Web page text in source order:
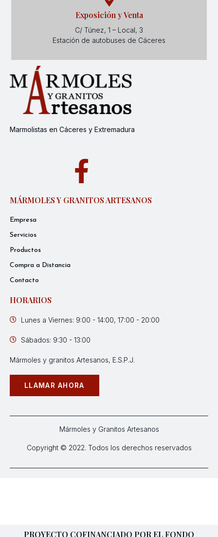
Exposición y Venta
C/ Túnez, 1 – Local, 3
Estación de autobuses de Cáceres
Marmolistas en Cáceres y Extremadura
MÁRMOLES Y GRANITOS ARTESANOS
Empresa
Servicios
Productos
Compra a Distancia
Contacto
HORARIOS
Lunes a Viernes: 9:00 - 14:00, 17:00 - 20:00
Sábados: 9:30 - 13:00
Mármoles y granitos Artesanos, E.S.P.J.
LLAMAR AHORA
Mármoles y Granitos Artesanos
Copyright © 2022. Todos los derechos reservados
PROYECTO COFINANCIADO POR EL FONDO